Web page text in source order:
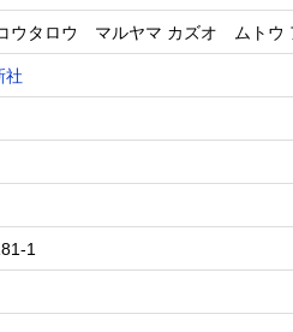
ウタロウ マルヤマ カズオ ムトウ
社
1